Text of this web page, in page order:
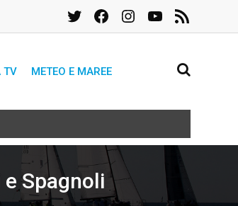
TwitterFacebookInstagramYouTube
Feed
RSS
TV METEO E MAREE
Spagnoli